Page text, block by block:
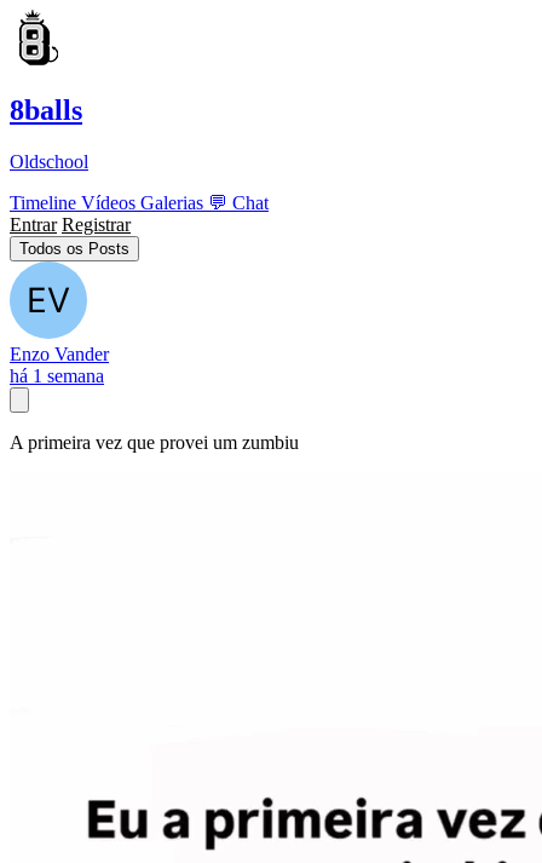
8balls
Oldschool
Timeline Vídeos Galerias 💬 Chat
Entrar Registrar
Todos os Posts
Enzo Vander
há 1 semana
A primeira vez que provei um zumbiu